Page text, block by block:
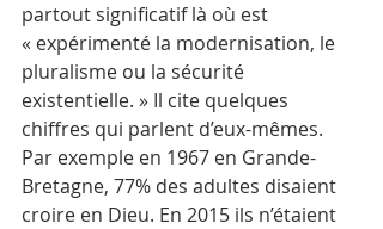
partout significatif là où est
« expérimenté la modernisation, le
pluralisme ou la sécurité
existentielle. » Il cite quelques
chiffres qui parlent d’eux-mêmes.
Par exemple en 1967 en Grande-
Bretagne, 77% des adultes disaient
croire en Dieu. En 2015 ils n’étaient